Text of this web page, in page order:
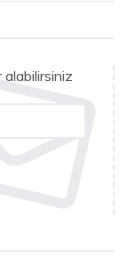
alabilirsiniz